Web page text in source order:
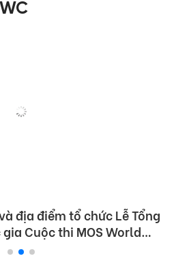
địa điểm tổ chức Lễ Tổng
Cuộc thi MOS World